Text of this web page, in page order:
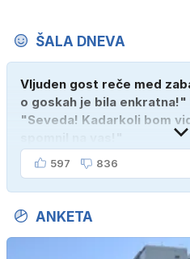
ŠALA DNEVA
Vljuden gost reče med
o goskah je bila
"Seveda! Kadarkoli bom
597 836
ANKETA